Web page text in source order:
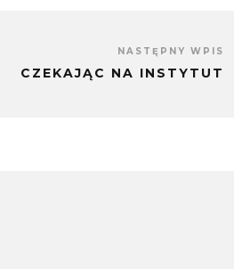
NASTĘPNY WPIS
CZEKAJĄC NA INSTYTUT